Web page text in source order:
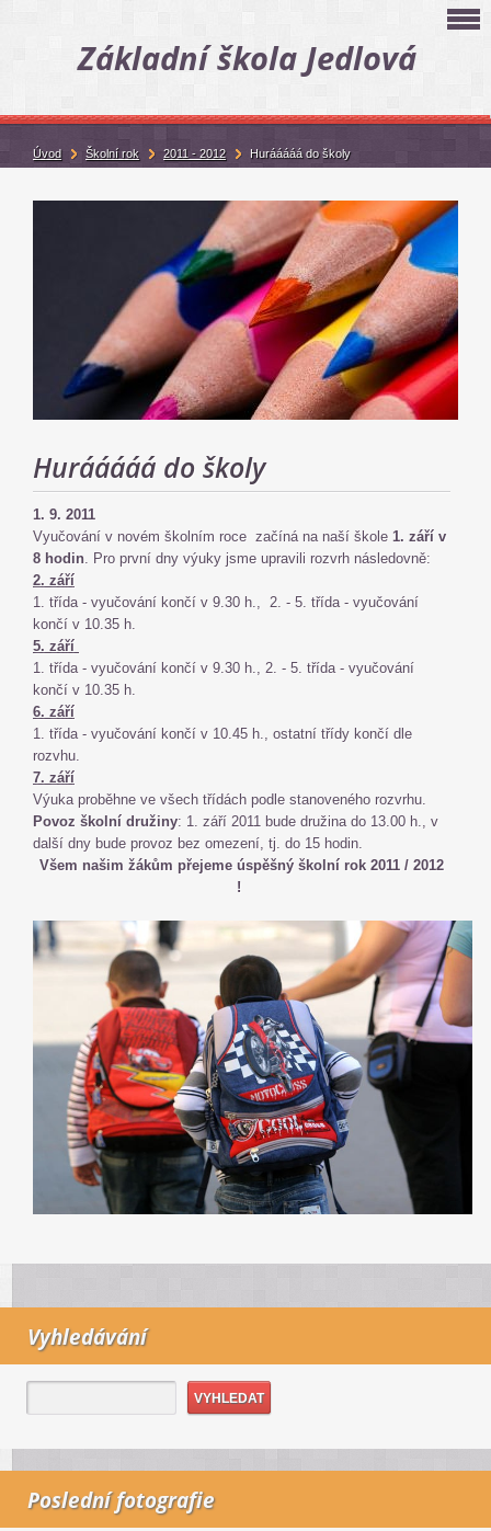
Základní škola Jedlová
Hurááááá do školy
1. 9. 2011
Vyučování v novém školním roce začíná na naší škole 1. září v
8 hodin. Pro první dny výuky jsme upravili rozvrh následovně:
2. září
1. třída - vyučování končí v 9.30 h., 2. - 5. třída - vyučování
končí v 10.35 h.
5. září
1. třída - vyučování končí v 9.30 h., 2. - 5. třída - vyučování
končí v 10.35 h.
6. září
1. třída - vyučování končí v 10.45 h., ostatní třídy končí dle
rozvhu.
7. září
Výuka proběhne ve všech třídách podle stanoveného rozvrhu.
Povoz školní družiny: 1. září 2011 bude družina do 13.00 h., v
další dny bude provoz bez omezení, tj. do 15 hodin.
Všem našim žákům přejeme úspěšný školní rok 2011 / 2012
!
Vyhledávání
Poslední fotografie
Úvod Školní rok 2011 - 2012 Hurááááá do školy